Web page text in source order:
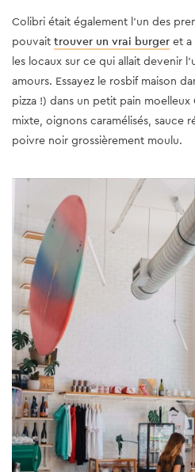
Colibri était également l'un des
pouvait trouver un vrai burger et a
les locaux sur ce qui allait devenir
amours. Essayez le rosbif maison
pizza !) dans un petit pain
mixte, oignons caramélisés, sauce
poivre noir grossièrement moulu.